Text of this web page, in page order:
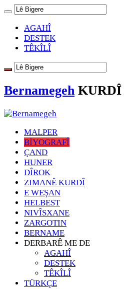
AGAHÎ
DESTEK
TÊKÎLÎ
Bernamegeh KURDÎ
MALPER
BİYOGRAFÎ
ÇAND
HUNER
DÎROK
ZIMANÊ KURDÎ
E WEŞAN
HELBEST
NIVÎSXANE
ZARGOTIN
BERNAME
DERBARÊ ME DE
AGAHÎ
DESTEK
TÊKÎLÎ
TÜRKÇE